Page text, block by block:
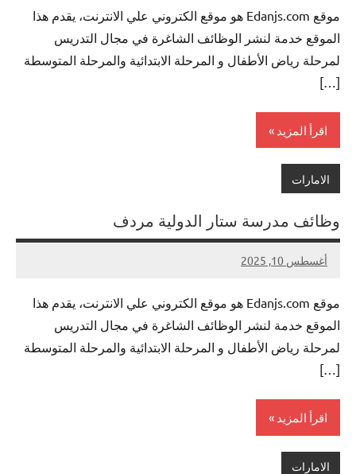
تعليقات
موقع Edanjs.com هو موقع الكتروني علي الانترنت، يقدم هذا
الموقع خدمة لنشر الوظائف الشاغرة في مجال التدريس
لمرحلة رياض الأطفال و المرحلة الابتدائية والمرحلة المتوسطة
[…]
اقرأ المزيد
الامارات
وظائف مدرسة ستار الدولية مردف
أغسطس 10, 2025
nazto
لا
تعليقات
موقع Edanjs.com هو موقع الكتروني علي الانترنت، يقدم هذا
الموقع خدمة لنشر الوظائف الشاغرة في مجال التدريس
لمرحلة رياض الأطفال و المرحلة الابتدائية والمرحلة المتوسطة
[…]
اقرأ المزيد
الامارات